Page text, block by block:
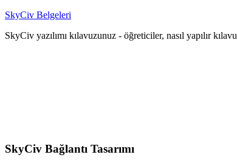
SkyCiv Belgeleri
SkyCiv yazılımı kılavuzunuz - öğreticiler, nasıl yapılır
SkyCiv Bağlantı Tasarımı